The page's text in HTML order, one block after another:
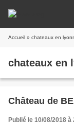
Accueil » chateaux en
chateaux en
Château de
Publié le 10/08/2018 à